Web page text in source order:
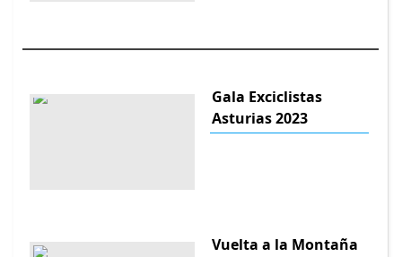
Gala Exciclistas
Asturias 2023
Vuelta a la Montaña